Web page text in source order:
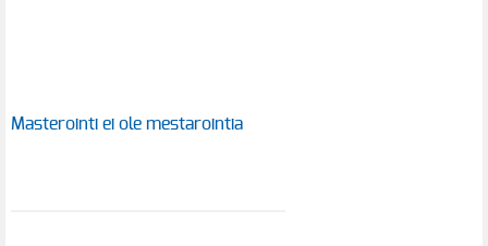
Masterointi ei ole mestarointia